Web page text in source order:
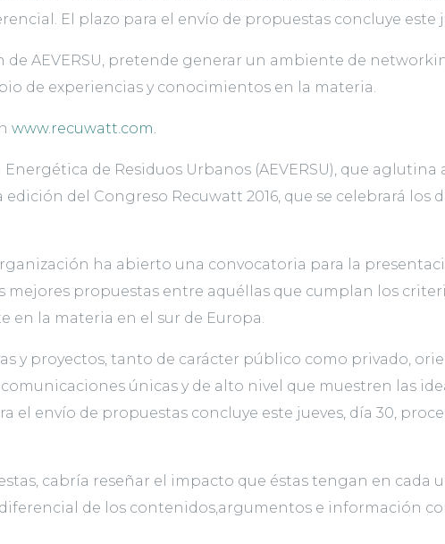
El plazo para el envío de propuestas concluye este
de AEVERSU, pretende generar un ambiente de
de experiencias y conocimientos en la materia.
www.recuwatt.com.
de Residuos Urbanos (AEVERSU), que
del Congreso Recuwatt 2016, que se celebrará los
ha abierto una convocatoria para la
mejores propuestas entre aquéllas que cumplan los
en la materia en el sur de Europa.
y proyectos, tanto de carácter público como privado,
únicas y de alto nivel que muestren las
el envío de propuestas concluye este jueves, día 30,
cabría reseñar el impacto que éstas tengan en cada
de los contenidos,argumentos e información